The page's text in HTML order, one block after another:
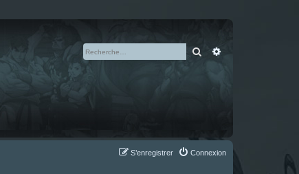
Rechercher
Connexion
S’enregistrer